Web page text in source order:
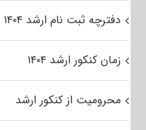
دفترچه ثبت نام ارشد ۱۴۰۴
زمان کنکور ارشد ۱۴۰۴
محرومیت از کنکور ارشد